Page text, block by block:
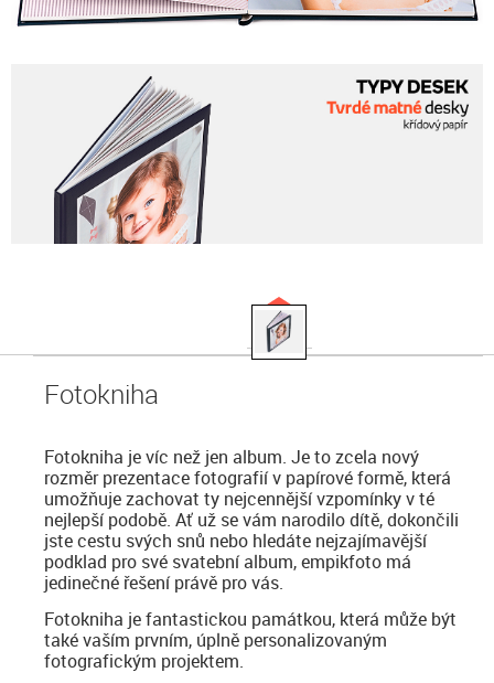
Fotokniha
Fotokniha je víc než jen album. Je to zcela nový
rozměr prezentace fotografií v papírové formě, která
umožňuje zachovat ty nejcennější vzpomínky v té
nejlepší podobě. Ať už se vám narodilo dítě, dokončili
jste cestu svých snů nebo hledáte nejzajímavější
podklad pro své svatební album, empikfoto má
jedinečné řešení právě pro vás.
Fotokniha je fantastickou památkou, která může být
také vaším prvním, úplně personalizovaným
fotografickým projektem.